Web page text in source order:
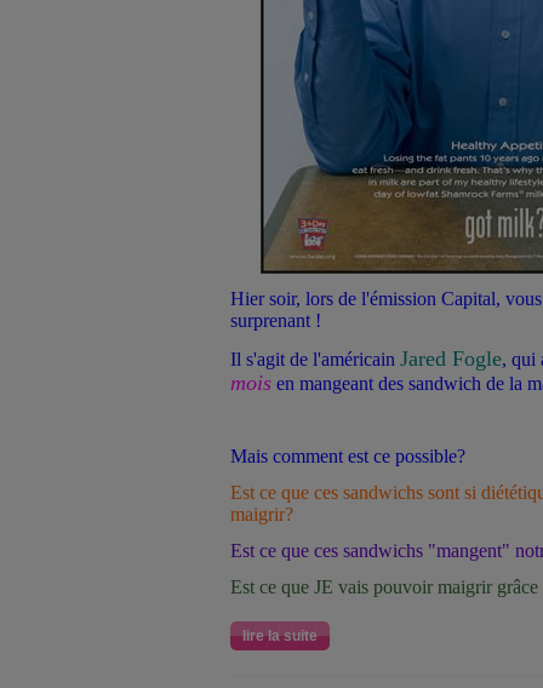
Hier soir, lors de l'émission Capital,
surprenant !
Il s'agit de l'américain Jared Fogle, qui
mois en mangeant des sandwich de la
Mais comment est ce possible?
Est ce que ces sandwichs sont si
maigrir?
Est ce que ces sandwichs "mangent"
Est ce que JE vais pouvoir maigrir grâce
lire la suite